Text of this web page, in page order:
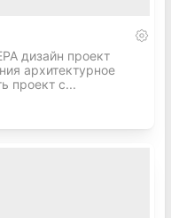
дизайн проект
архитектурное
проект с...